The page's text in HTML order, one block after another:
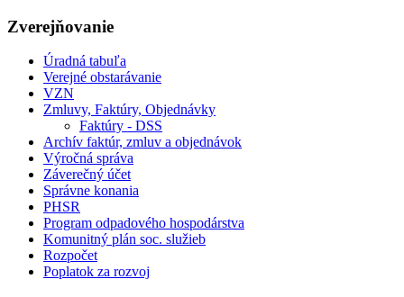
Zverejňovanie
Úradná tabuľa
Verejné obstarávanie
VZN
Zmluvy, Faktúry, Objednávky
Faktúry - DSS
Archív faktúr, zmluv a objednávok
Výročná správa
Záverečný účet
Správne konania
PHSR
Program odpadového hospodárstva
Komunitný plán soc. služieb
Rozpočet
Poplatok za rozvoj